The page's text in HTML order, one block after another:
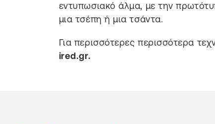
εντυπωσιακό άλμα, με την
μια τσέπη ή μια τσάντα.
Για περισσότερες περισσότερα
ired.gr.